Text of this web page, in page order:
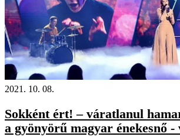
2021. 10. 08.
Sokként ért! – váratlanul
a gyönyörű magyar énekesnő -